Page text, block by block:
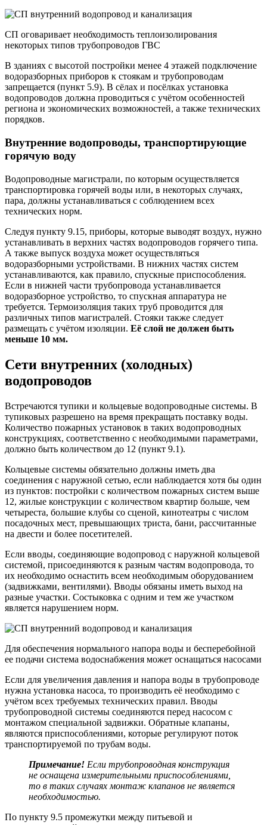
СП оговаривает необходимость теплоизолирования
некоторых типов трубопроводов ГВС
В зданиях с высотой постройки менее 4 этажей подключение
водоразборных приборов к стоякам и трубопроводам
запрещается (пункт 5.9). В сёлах и посёлках установка
водопроводов должна проводиться с учётом особенностей
региона и экономических возможностей, а также технических
порядков.
Внутренние водопроводы, транспортирующие
горячую воду
Водопроводные магистрали, по которым осуществляется
транспортировка горячей воды или, в некоторых случаях,
пара, должны устанавливаться с соблюдением всех
технических норм.
Следуя пункту 9.15, приборы, которые выводят воздух, нужно
устанавливать в верхних частях водопроводов горячего типа.
А также выпуск воздуха может осуществляться
водоразборными устройствами. В нижних частях систем
устанавливаются, как правило, спускные приспособления.
Если в нижней части трубопровода устанавливается
водоразборное устройство, то спускная аппаратура не
требуется. Термоизоляция таких труб проводится для
различных типов магистралей. Стояки также следует
размещать с учётом изоляции. Её слой не должен быть
меньше 10 мм.
Сети внутренних (холодных)
водопроводов
Встречаются тупики и кольцевые водопроводные системы. В
тупиковых разрешено на время прекращать поставку воды.
Количество пожарных установок в таких водопроводных
конструкциях, соответственно с необходимыми параметрами,
должно быть количеством до 12 (пункт 9.1).
Кольцевые системы обязательно должны иметь два
соединения с наружной сетью, если наблюдается хотя бы один
из пунктов: постройки с количеством пожарных систем выше
12, жилые конструкции с количеством квартир больше, чем
четыреста, большие клубы со сценой, кинотеатры с числом
посадочных мест, превышающих триста, бани, рассчитанные
на двести и более посетителей.
Если вводы, соединяющие водопровод с наружной кольцевой
системой, присоединяются к разным частям водопровода, то
их необходимо оснастить всем необходимым оборудованием
(задвижками, вентилями). Вводы обязаны иметь выход на
разные участки. Состыковка с одним и тем же участком
является нарушением норм.
Для обеспечения нормального напора воды и бесперебойной
ее подачи система водоснабжения может оснащаться насосами
Если для увеличения давления и напора воды в трубопроводе
нужна установка насоса, то производить её необходимо с
учётом всех требуемых технических правил. Вводы
трубопроводной системы соединяются перед насосом с
монтажом специальной задвижки. Обратные клапаны,
являются приспособлениями, которые регулируют поток
транспортируемой по трубам воды.
Примечание! Если трубопроводная конструкция
не оснащена измерительными приспособлениями,
то в таких случаях монтаж клапанов не является
необходимостью.
По пункту 9.5 промежутки между питьевой и